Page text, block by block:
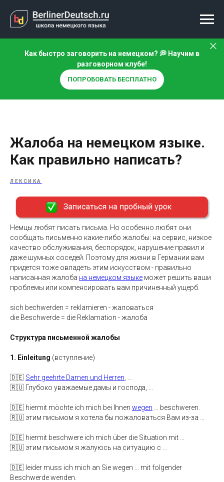
Как быстро заговорить на немецком? 💭 Научим в
разговорном клубе!
ПОПРОБОВАТЬ БЕСПЛАТНО
Жалоба на немецком языке.
Как правильно написать?
ЛЕКСИКА
Немцы любят писать письма. Но особенно любят они
сообщать письменно какие-либо жалобы: на сервис, низкое
качество обслуживания, беспорядок, нарушение правил и
даже шумных соседей. Поэтому для жизни в Германии вам
придется тоже овладеть этим искусством - правильно
написанная жалоба на немецком языке может решить ваши
проблемы или компенсировать вам причиненный ущерб.
sich bechwerden = reklamieren - жаловаться
die Beschwerde = die Reklamation - жалоба
Структура письменной жалобы
1. Einleitung (вступление)
🇩🇪 Sehr geehrte Damen und Herren
🇷🇺 Глубоко уважаемые дамы и господа, ...
🇩🇪 hiermit möchte ich mich bei Ihnen wegen ... beschweren.
🇷🇺 этим письмом я хотела бы пожаловаться Вам из-за ...
🇩🇪 hiermit beschwere ich mich über die Situation mit ...
🇷🇺 этим письмом я жалуюсь на ситуацию с ...
🇩🇪 leider muss ich mich an Sie wegen ... mit folgender
Beschwerde wenden.